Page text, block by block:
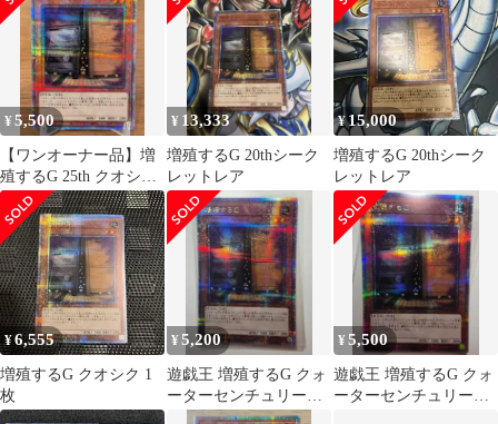
¥5,500
【ワンオーナー品】増
殖するG 25th クオシク
RC04-JP005
¥ 13,333
増殖するG 20thシーク
レットレア
¥15,000
増殖するG 20thシーク
レットレア
¥6,555
増殖するG クオシク 1
枚
¥5,200
遊戯王 増殖するG クォ
ーターセンチュリーシ
ークレットレア 25th
¥5,500
遊戯王 増殖するG クォ
ーターセンチュリーシ